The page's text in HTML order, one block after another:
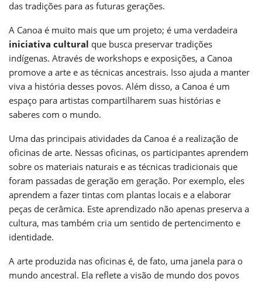
das tradições para as futuras gerações.
A Canoa é muito mais que um projeto; é uma verdadeira
iniciativa cultural que busca preservar tradições
indígenas. Através de workshops e exposições, a Canoa
promove a arte e as técnicas ancestrais. Isso ajuda a manter
viva a história desses povos. Além disso, a Canoa é um
espaço para artistas compartilharem suas histórias e
saberes com o mundo.
Uma das principais atividades da Canoa é a realização de
oficinas de arte. Nessas oficinas, os participantes aprendem
sobre os materiais naturais e as técnicas tradicionais que
foram passadas de geração em geração. Por exemplo, eles
aprendem a fazer tintas com plantas locais e a elaborar
peças de cerâmica. Este aprendizado não apenas preserva a
cultura, mas também cria um sentido de pertencimento e
identidade.
A arte produzida nas oficinas é, de fato, uma janela para o
mundo ancestral. Ela reflete a visão de mundo dos povos